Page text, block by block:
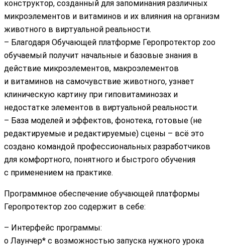
конструктор, созданный для запоминания различных
микроэлементов и витаминов и их влияния на организм
животного в виртуальной реальности.
– Благодаря Обучающей платформе Геропротектор zoo
обучаемый получит начальные и базовые знания в
действие микроэлементов, макроэлементов
и витаминов на самочувствие животного, узнает
клиническую картину при гиповитаминозах и
недостатке элементов в виртуальной реальности.
– База моделей и эффектов, фонотека, готовые (не
редактируемые и редактируемые) сцены – всё это
создано командой профессиональных разработчиков
для комфортного, понятного и быстрого обучения
с применением на практике.
Программное обеспечение обучающей платформы
Геропротектор zoo содержит в себе:
– Интерфейс программы:
o Лаунчер* с возможностью запуска нужного урока